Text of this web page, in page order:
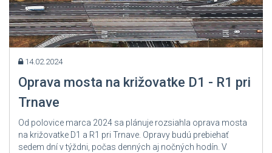
14.02.2024
Oprava mosta na križovatke D1 - R1 pri
Trnave
Od polovice marca 2024 sa plánuje rozsiahla oprava mosta
na križovatke D1 a R1 pri Trnave. Opravy budú prebiehať
sedem dní v týždni, počas denných aj nočných hodín. V